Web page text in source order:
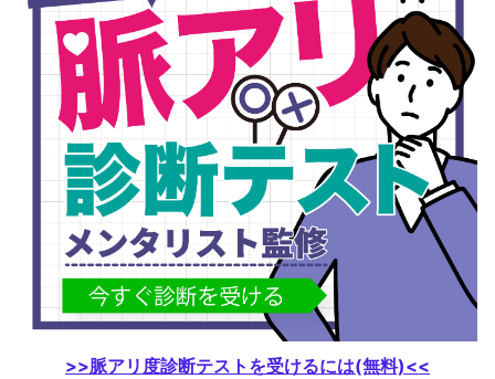
>>脈アリ度診断テストを受けるには(無料)<<